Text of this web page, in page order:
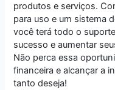
produtos e serviços.
para uso e um sistema
você terá todo o
sucesso e aumentar
Não perca essa
financeira e alcançar a
tanto deseja!